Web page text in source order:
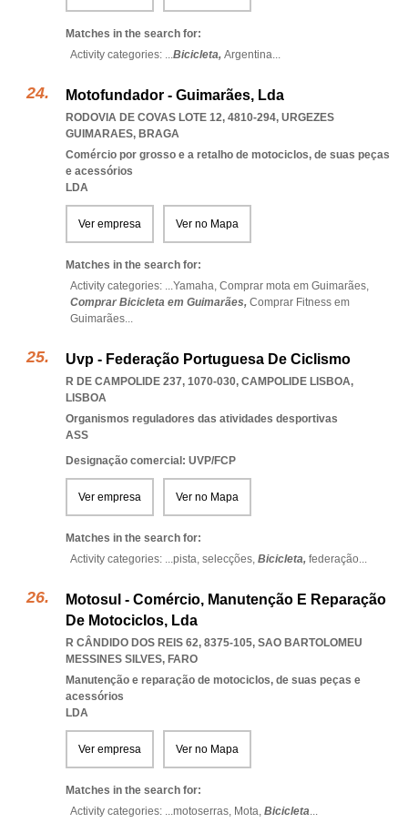
Matches in the search for:
Activity categories: ...Bicicleta, Argentina...
Motofundador - Guimarães, Lda
RODOVIA DE COVAS LOTE 12, 4810-294, URGEZES
GUIMARAES, BRAGA
Comércio por grosso e a retalho de motociclos, de suas peças
e acessórios
LDA
Ver empresa Ver no Mapa
Matches in the search for:
Activity categories: ...Yamaha, Comprar mota em Guimarães,
Comprar Bicicleta em Guimarães, Comprar Fitness em
Guimarães...
Uvp - Federação Portuguesa De Ciclismo
R DE CAMPOLIDE 237, 1070-030, CAMPOLIDE LISBOA,
LISBOA
Organismos reguladores das atividades desportivas
ASS
Designação comercial: UVP/FCP
Ver empresa Ver no Mapa
Matches in the search for:
Activity categories: ...pista, selecções, Bicicleta, federação...
Motosul - Comércio, Manutenção E Reparação
De Motociclos, Lda
R CÂNDIDO DOS REIS 62, 8375-105, SAO BARTOLOMEU
MESSINES SILVES, FARO
Manutenção e reparação de motociclos, de suas peças e
acessórios
LDA
Ver empresa Ver no Mapa
Matches in the search for:
Activity categories: ...motoserras, Mota, Bicicleta...